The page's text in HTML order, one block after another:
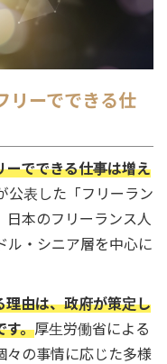
リーでできる仕
ーでできる仕事は増え
公表した「フリーラン
日本のフリーランス人
・シニア層を中心に
理由は、政府が策定し
す。厚生労働省による
々の事情に応じた多様